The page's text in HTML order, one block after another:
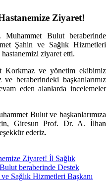
Ziyaret!
Bulut beraberinde
Şahin ve Sağlık Hizmetleri
ziyaret etti.
Korkmaz ve yönetim ekibimiz
beraberindeki başkanlarımız
eden alanlarda incelemeler
Bulut ve başkanlarımıza
Giresun Prof. Dr. A. İlhan
ederiz.